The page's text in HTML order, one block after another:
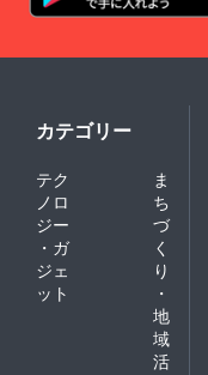
カテゴリー
テク
ノロ
ジー
・ガ
ジェ
ット
ま
ち
づ
く
り
・
地
域
活